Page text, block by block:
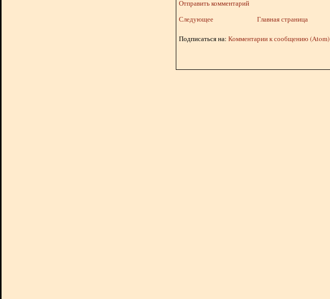
Отправить комментарий
Следующее
Главная страница
Подписаться на: Комментарии к сообщению (Atom)